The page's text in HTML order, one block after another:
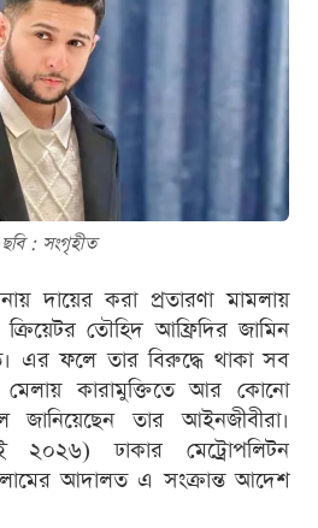
ছবি : সংগৃহীত
দায়ের করা প্রতারণা মামলায়
তৌহিদ আফ্রিদির জামিন
এর ফলে তার বিরুদ্ধে থাকা সব
মেলায় কারামুক্তিতে আর কোনো
তার আইনজীবীরা।
২০২৬) ঢাকার মেট্রোপলিটন
আদালত এ সংক্রান্ত আদেশ